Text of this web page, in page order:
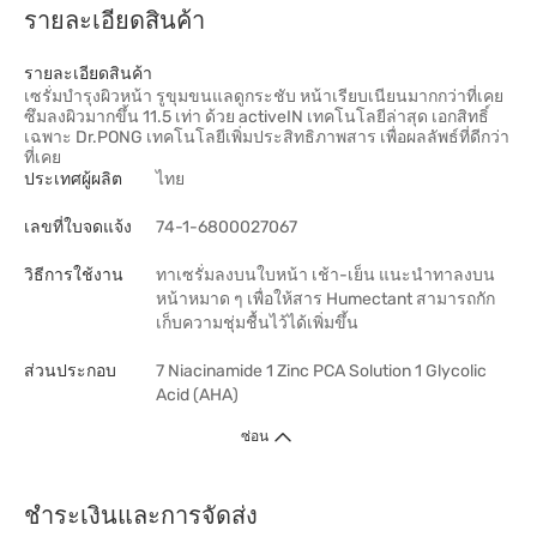
รายละเอียดสินค้า
รายละเอียดสินค้า
เซรั่มบำรุงผิวหน้า รูขุมขนแลดูกระชับ หน้าเรียบเนียนมากกว่าที่เคย
ซึมลงผิวมากขึ้น 11.5 เท่า ด้วย activeIN เทคโนโลยีล่าสุด เอกสิทธิ์
เฉพาะ Dr.PONG เทคโนโลยีเพิ่มประสิทธิภาพสาร เพื่อผลลัพธ์ที่ดีกว่า
ที่เคย
ประเทศผู้ผลิต
ไทย
เลขที่ใบจดแจ้ง 74-1-6800027067
วิธีการใช้งาน
ทาเซรั่มลงบนใบหน้า เช้า-เย็น แนะนำทาลงบน
หน้าหมาด ๆ เพื่อให้สาร Humectant สามารถกัก
เก็บความชุ่มชื้นไว้ได้เพิ่มขึ้น
ส่วนประกอบ
7 Niacinamide 1 Zinc PCA Solution 1 Glycolic
Acid (AHA)
ซ่อน
ชำระเงินและการจัดส่ง